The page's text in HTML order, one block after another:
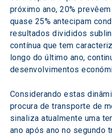
próximo ano, 20%
quase 25% antecipam
resultados divididos
contínua que tem
longo do último ano,
desenvolvimentos
Considerando estas
procura de transporte de
sinaliza atualmente uma
ano após ano no segundo